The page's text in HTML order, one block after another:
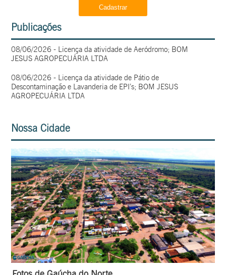
Publicações
08/06/2026 - Licença da atividade de Aeródromo; BOM
JESUS AGROPECUÁRIA LTDA
08/06/2026 - Licença da atividade de Pátio de
Descontaminação e Lavanderia de EPI’s; BOM JESUS
AGROPECUÁRIA LTDA
Nossa Cidade